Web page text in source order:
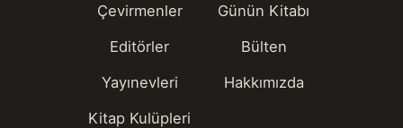
Çevirmenler
Editörler
Yayınevleri
Kitap Kulüpleri
Günün Kitabı
Bülten
Hakkımızda